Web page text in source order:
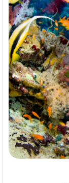
Туры в рассрочку
Отзывы
о компании